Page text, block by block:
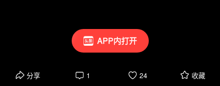
APP内打开
分享 1 24 收藏